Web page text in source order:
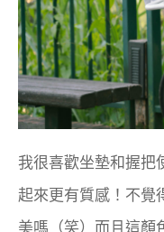
我很喜歡坐墊和握把
起來更有質感！不覺
美嗎（笑）而且這顏